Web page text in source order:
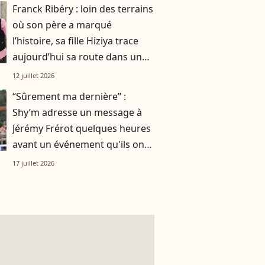
Franck Ribéry : loin des terrains
où son père a marqué
l’histoire, sa fille Hiziya trace
aujourd’hui sa route dans un
tout autre univers
12 juillet 2026
“Sûrement ma dernière” :
Shy’m adresse un message à
Jérémy Frérot quelques heures
avant un événement qu'ils ont
vécu ensemble
17 juillet 2026